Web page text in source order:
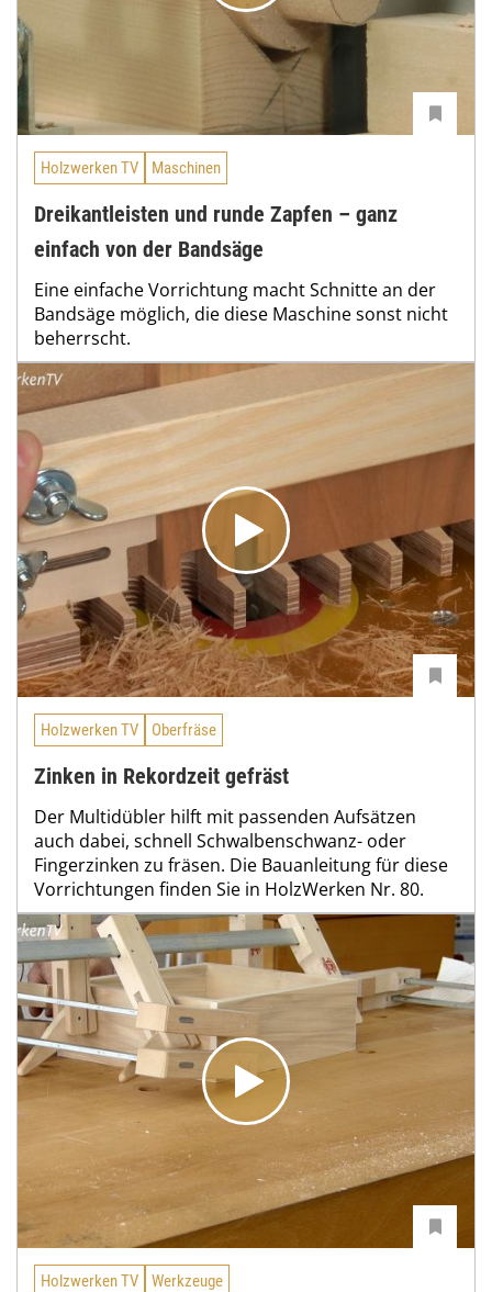
Holzwerken TV Maschinen
Dreikantleisten und runde Zapfen – ganz
einfach von der Bandsäge
Eine einfache Vorrichtung macht Schnitte an der
Bandsäge möglich, die diese Maschine sonst nicht
beherrscht.
Holzwerken TV Oberfräse
Zinken in Rekordzeit gefräst
Der Multidübler hilft mit passenden Aufsätzen
auch dabei, schnell Schwalbenschwanz- oder
Fingerzinken zu fräsen. Die Bauanleitung für diese
Vorrichtungen finden Sie in HolzWerken Nr. 80.
Holzwerken TV Werkzeuge